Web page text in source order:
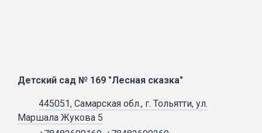
Детский сад № 169 "Лесная сказка"
445051, Самарская обл., г. Тольятти, ул.
Маршала Жукова 5